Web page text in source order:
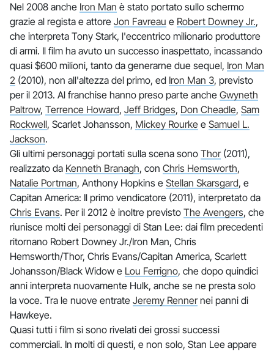
Nel 2008 anche Iron Man è stato portato sullo schermo
grazie al regista e attore Jon Favreau e Robert Downey Jr.,
che interpreta Tony Stark, l'eccentrico milionario produttore
di armi. Il film ha avuto un successo inaspettato, incassando
quasi $600 milioni, tanto da generarne due sequel, Iron Man
2 (2010), non all'altezza del primo, ed Iron Man 3, previsto
per il 2013. Al franchise hanno preso parte anche Gwyneth
Paltrow, Terrence Howard, Jeff Bridges, Don Cheadle, Sam
Rockwell, Scarlet Johansson, Mickey Rourke e Samuel L.
Jackson.
Gli ultimi personaggi portati sulla scena sono Thor(2011),
realizzato da Kenneth Branagh, con Chris Hemsworth,
Natalie Portman, Anthony Hopkins e Stellan Skarsgard, e
Capitan America: Il primo vendicatore (2011), interpretato da
Chris Evans. Per il 2012 è inoltre previsto The Avengers, che
riunisce molti dei personaggi di Stan Lee: dai film precedenti
ritornano Robert Downey Jr./Iron Man, Chris
Hemsworth/Thor, Chris Evans/Capitan America, Scarlett
Johansson/Black Widow e Lou Ferrigno, che dopo quindici
anni interpreta nuovamente Hulk, anche se ne presta solo
la voce. Tra le nuove entrate Jeremy Rennernei panni di
Hawkeye.
Quasi tutti i film si sono rivelati dei grossi successi
commerciali. In molti di questi, e non solo, Stan Lee appare